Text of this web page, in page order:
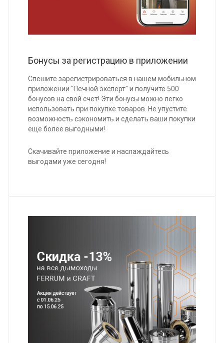
Бонусы за регистрацию в приложении
Спешите зарегистрироваться в нашем мобильном
приложении "Печной эксперт" и получите 500
бонусов на свой счет! Эти бонусы можно легко
использовать при покупке товаров. Не упустите
возможность сэкономить и сделать ваши покупки
еще более выгодными!
Скачивайте приложение и наслаждайтесь
выгодами уже сегодня!